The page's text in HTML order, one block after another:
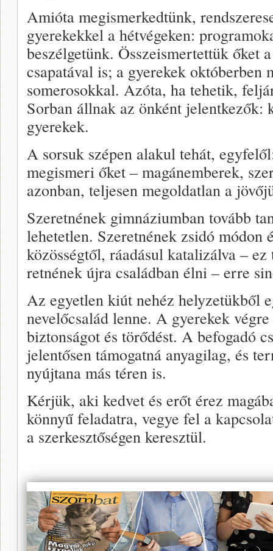
Amióta megismerkedtünk,
gyerekekkel a hétvé­geken:
beszélgetünk. Összeismertettük őket
csapatával is; a gyerekek októberben
somerosokkal. Azóta, ha tehe­tik,
Sor­ban állnak az önként jelentkezők:
gyerekek.
A sorsuk szépen alakul tehát,
megismeri őket – magánemberek,
azonban, teljesen megoldatlan a
Szeretnének gimnáziumban tovább
lehetetlen. Szeretnének zsidó módon
közösségtől, ráadásul ka­talizálva –
retnének újra családban élni – erre
Az egyetlen kiút nehéz helyzetükből
nevelőcsalád lenne. A gyerekek
biztonságot és törő­dést. A befogadó
jelentősen támogatná anyagilag, és
nyújtana más téren is.
Kérjük, aki kedvet és erőt érez
könnyű fel­adatra, vegye fel a
a szerkesztőségen keresztül.